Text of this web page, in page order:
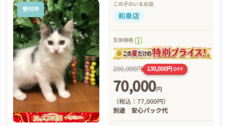
受付中
この子のいるお店
和泉店
生体価格
200,000円 130,000円OFF
70,000円
（税込：77,000円）
別途 安心パック代